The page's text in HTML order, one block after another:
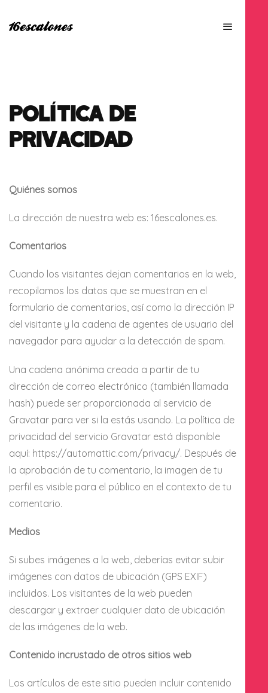
POLÍTICA DE
PRIVACIDAD
Quiénes somos
La dirección de nuestra web es: 16escalones.es.
Comentarios
Cuando los visitantes dejan comentarios en la web,
recopilamos los datos que se muestran en el
formulario de comentarios, así como la dirección IP
del visitante y la cadena de agentes de usuario del
navegador para ayudar a la detección de spam.
Una cadena anónima creada a partir de tu
dirección de correo electrónico (también llamada
hash) puede ser proporcionada al servicio de
Gravatar para ver si la estás usando. La política de
privacidad del servicio Gravatar está disponible
aquí: https://automattic.com/privacy/. Después de
la aprobación de tu comentario, la imagen de tu
perfil es visible para el público en el contexto de tu
comentario.
Medios
Si subes imágenes a la web, deberías evitar subir
imágenes con datos de ubicación (GPS EXIF)
incluidos. Los visitantes de la web pueden
descargar y extraer cualquier dato de ubicación
de las imágenes de la web.
Contenido incrustado de otros sitios web
Los artículos de este sitio pueden incluir contenido